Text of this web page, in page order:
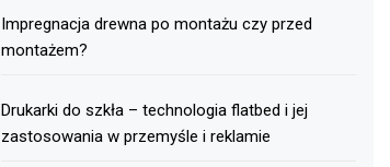
Impregnacja drewna po montażu czy przed
montażem?
Drukarki do szkła – technologia flatbed i jej
zastosowania w przemyśle i reklamie